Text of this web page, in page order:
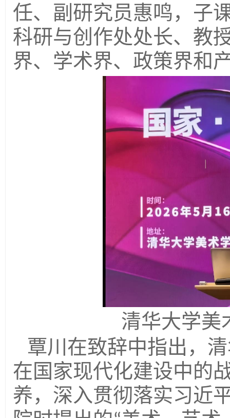
任、副研究员惠鸣，子
科研与创作处处长、教
界、学术界、政策界和
清华大学美
覃川在致辞中指出，
在国家现代化建设中的
养，深入贯彻落实习近